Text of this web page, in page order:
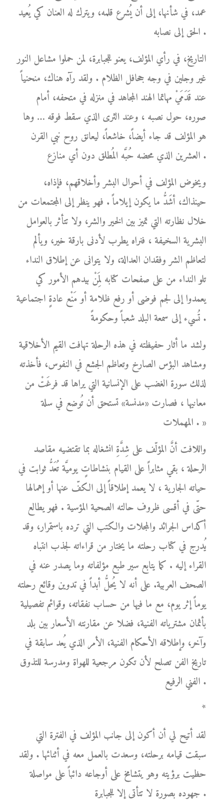
عمد، في شأنها، إلى أن يُشرع قلمه، ويترك له العنان كي يُعيد
الحق إلى نصابه .
التاريخ، في رأي المؤلف، يعنو للجبابرة، لمن حملوا مشاعل النور
غير وجلين في وجه جحافل الظلام . ولقد رآه هناك، منحنياً
عند قَدَمَيْ مهاتما الهند المجاهد في منزله في متحفه، أمام
صوره، حول نصبه ، وعند الثرى الذي سقط فوقه … وها
هو المؤلف قد جاء أيضاً، خاشعاً، ليعانق روح نبي القرن
العشرين الذي محضه حُبَّه المُطلق دون أي منازع .
ويخوض المؤلف في أحوال البشر وأخلاقهم، فإذاه،
حينذاك، أشَدُّ ما يكون إيلاماً . فهو ينظر إلى المجتمعات من
خلال نظارته التي تميز بين الخير والشر، ولا تتأثر بالعوامل
البشرية السخيفة ، فنراه يطرب لأدنى بارقة خير، ويألم
لتعاظم الشر وفقدان العدالة، ولا يتوانى عن إطلاق النداء
تلو النداء من على صفحات كتابه لِمَنْ بيدهم الأمور كي
يعمدوا إلى لجم فوضى أو رفع ظلامة أو مَنْع عادةٍ اجتماعية
تُسيء إلى سمعة البلد شعباً وحكومةً .
ولشد ما أثار حفيظته في هذه الرحلة تهافت القيم الأخلاقية
ومشاهد البؤس الصارخ وتعاظم الجشع في النفوس، فأخذته
لذلك سورة الغضب على الإنسانية التي يراها قد فرغَتْ من
معانيها ، فصارت «مدنسة» تستحق أن تُوضع في سلة
المهملات . »
واللافت أنَّ المؤلّف على شِدَّةِ انشغاله بما تقتضيه مقاصد
الرحلة ، بقي مثابراً على القيام بنشاطاتٍ يوميَّة تُعَدُّ ثوابت في
حياته الجارية ، لا يعمد إطلاقاً إلى الكفّ عنها أو إهمالها
حتّى في أقسى ظروف حالته الصحية المؤسية . فهو يطالع
أكداس الجرائد والمجلات والكتب التي ترده باستمرار، وقد
يُدرج في كتاب رحلته ما يختار من قراءاته لجذب انتباه
القراء إليه . كما يتابع سير طبع مؤلفاته وما يصدر عنه في
الصحف العربية. على أنه لا يُحلُّ أبداً في تدوين وقائع رحلته
يوماً إثر يوم، مع ما فيها من حساب نفقاته، وقوائم تفصيلية
بأثمان مشترياته الفنية، فضلا عن مقارنته الأسعار بين بلد
وآخر، وإطلاقه الأحكام الفنية، الأمر الذي يُعد سابقة في
تاريخ الفن تصلح لأن تكون مرجعية للهواة ومدرسة للتذوق
الفني الرفيع .
*
لقد أتيح لي أن أكون إلى جانب المؤلف في الفترة التي
سبقت قيامه برحلته، وسعدت بالعمل معه في أثنائها . ولقد
حظيت برؤيته وهو يتشامخ على أوجاعه دائباً على مواصلة
جهوده بصورة لا تتأتى إلا للجبابرة .